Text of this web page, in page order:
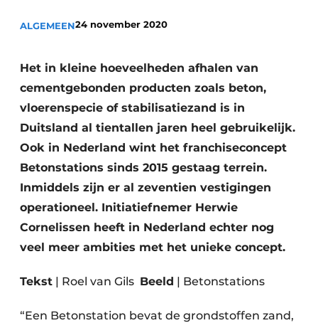
Vacature aanmelden
ALGEMEEN24 november 2020
Het in kleine hoeveelheden afhalen van
cementgebonden producten zoals beton,
vloerenspecie of stabilisatiezand is in
Duitsland al tientallen jaren heel gebruikelijk.
Ook in Nederland wint het franchiseconcept
Betonstations sinds 2015 gestaag terrein.
Inmiddels zijn er al zeventien vestigingen
operationeel. Initiatiefnemer Herwie
Cornelissen heeft in Nederland echter nog
veel meer ambities met het unieke concept.
Tekst | Roel van Gils Beeld | Betonstations
“Een Betonstation bevat de grondstoffen zand,